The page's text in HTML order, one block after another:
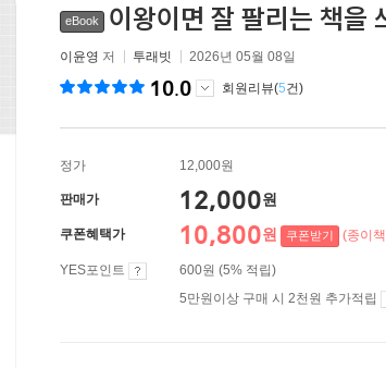
eBook 이왕이면 잘 팔리는 책을
이윤영 저 투래빗 2026년 05월 08일
10.0 회원리뷰(5건)
정가 12,000원
판매가 12,000원
쿠폰혜택가 10,800원 쿠폰받기 (종이
YES포인트
600원 (5% 적립)
5만원이상 구매 시 2천원 추가적립